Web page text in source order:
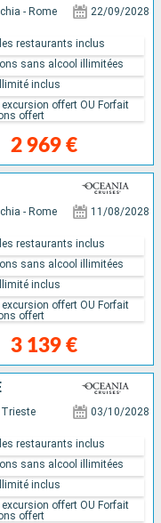
- Rome 22/09/2028
2 969 €
restaurants inclus
sans alcool illimitées
inclus
excursion offert OU Forfait
offert
- Rome 11/08/2028
3 139 €
restaurants inclus
sans alcool illimitées
inclus
excursion offert OU Forfait
offert
Trieste 03/10/2028
restaurants inclus
sans alcool illimitées
inclus
excursion offert OU Forfait
offert